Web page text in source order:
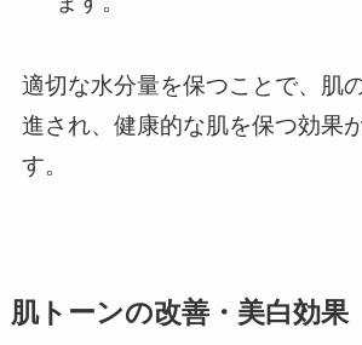
適切な水分量を保つことで、肌
進され、健康的な肌を保つ効果
す。
肌トーンの改善・美白効果